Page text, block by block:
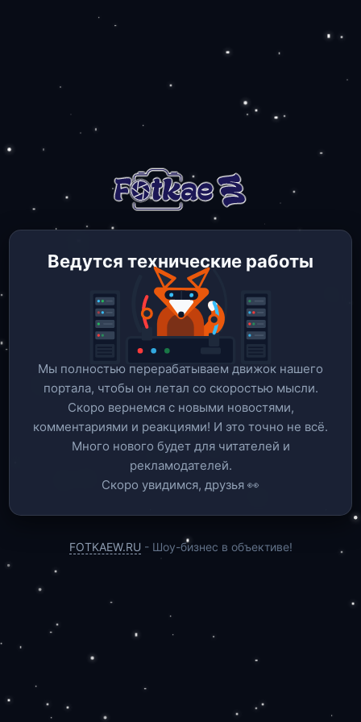
Ведутся технические работы
Мы полностью перерабатываем движок нашего
портала, чтобы он летал со скоростью мысли.
Скоро вернемся c новыми новостями,
комментариями и реакциями! И это точно не всё.
Много нового будет для читателей и
рекламодателей.
Скоро увидимся, друзья 👀
FOTKAEW.RU - Шоу-бизнес в объективе!